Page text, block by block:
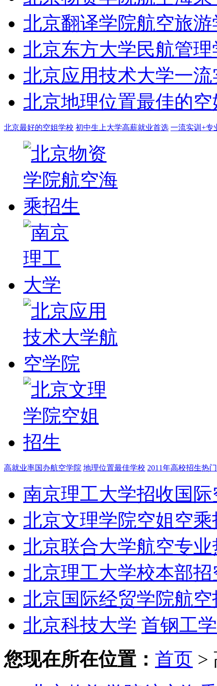
北京翻译学院航空旅游
北京东方大学民航管理
北京应用技术大学一流
北京地理位置最佳的
北京最好的空姐学校 初中生上大学高薪就业首选 一流实训+专
高就业率国办航空学院 地理位置最佳学校 2011年高校招生热
南京理工大学招收国际
北京文理学院空姐空乘
北京联合大学航空专业
北京理工大学校本部招
北京国际经贸学院航空
北京科技大学 首钢工
您现在所在位置： 首页 >